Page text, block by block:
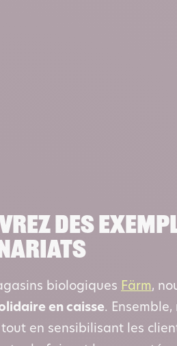
des
biologiques Färm,
en caisse.
en sensibilisant les